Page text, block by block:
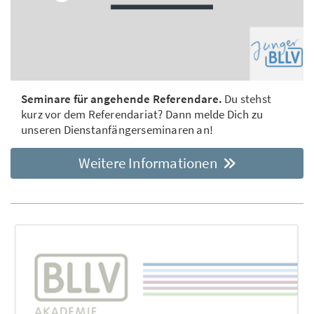
Seminare für angehende Referendare. Du stehst
kurz vor dem Referendariat? Dann melde Dich zu
unseren Dienstanfängerseminaren an!
Weitere Informationen